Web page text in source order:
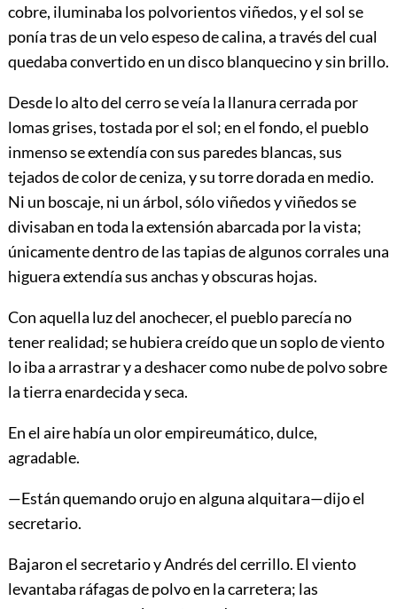
cobre, iluminaba los polvorientos viñedos, y el sol se
ponía tras de un velo espeso de calina, a través del cual
quedaba convertido en un disco blanquecino y sin brillo.
Desde lo alto del cerro se veía la llanura cerrada por
lomas grises, tostada por el sol; en el fondo, el pueblo
inmenso se extendía con sus paredes blancas, sus
tejados de color de ceniza, y su torre dorada en medio.
Ni un boscaje, ni un árbol, sólo viñedos y viñedos se
divisaban en toda la extensión abarcada por la vista;
únicamente dentro de las tapias de algunos corrales una
higuera extendía sus anchas y obscuras hojas.
Con aquella luz del anochecer, el pueblo parecía no
tener realidad; se hubiera creído que un soplo de viento
lo iba a arrastrar y a deshacer como nube de polvo sobre
la tierra enardecida y seca.
En el aire había un olor empireumático, dulce,
agradable.
—Están quemando orujo en alguna alquitara—dijo el
secretario.
Bajaron el secretario y Andrés del cerrillo. El viento
levantaba ráfagas de polvo en la carretera; las